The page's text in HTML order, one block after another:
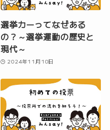
選挙カーってなぜある
の？～選挙運動の歴史と
現代～
2024年11月10日